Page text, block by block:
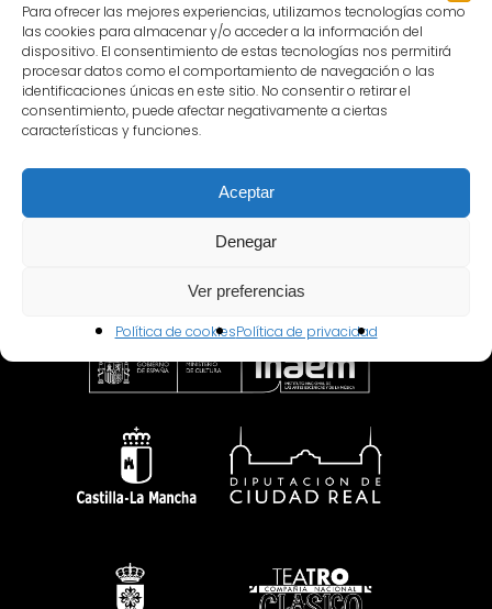
Para ofrecer las mejores experiencias, utilizamos tecnologías como
las cookies para almacenar y/o acceder a la información del
dispositivo. El consentimiento de estas tecnologías nos permitirá
procesar datos como el comportamiento de navegación o las
identificaciones únicas en este sitio. No consentir o retirar el
consentimiento, puede afectar negativamente a ciertas
características y funciones.
Aceptar
Denegar
Ver preferencias
Política de cookiesPolítica de privacidad
Patronato